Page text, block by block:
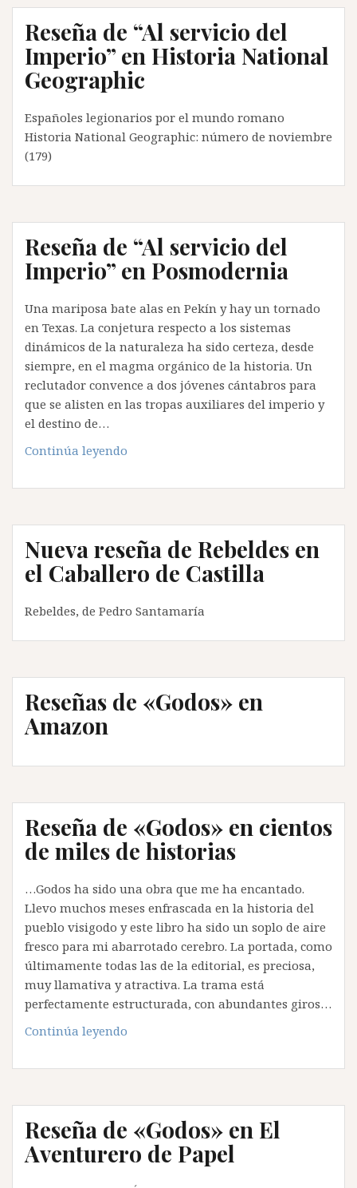
en
Todo
Literatura
Reseña de “Al servicio del
Imperio” en Historia National
Geographic
Españoles legionarios por el mundo romano
Historia National Geographic: número de noviembre
(179)
Reseña de “Al servicio del
Imperio” en Posmodernia
Una mariposa bate alas en Pekín y hay un tornado
en Texas. La conjetura respecto a los sistemas
dinámicos de la naturaleza ha sido certeza, desde
siempre, en el magma orgánico de la historia. Un
reclutador convence a dos jóvenes cántabros para
que se alisten en las tropas auxiliares del imperio y
el destino de…
Continúa leyendo
“Al
del
Imperio”
Posmodernia
Nueva reseña de Rebeldes en
el Caballero de Castilla
Rebeldes, de Pedro Santamaría
Reseñas de «Godos» en
Amazon
Reseña de «Godos» en cientos
de miles de historias
…Godos ha sido una obra que me ha encantado.
Llevo muchos meses enfrascada en la historia del
pueblo visigodo y este libro ha sido un soplo de aire
fresco para mi abarrotado cerebro. La portada, como
últimamente todas las de la editorial, es preciosa,
muy llamativa y atractiva. La trama está
perfectamente estructurada, con abundantes giros…
Continúa leyendo
«Godos»
cientos
de
miles
de
historias
Reseña de «Godos» en El
Aventurero de Papel